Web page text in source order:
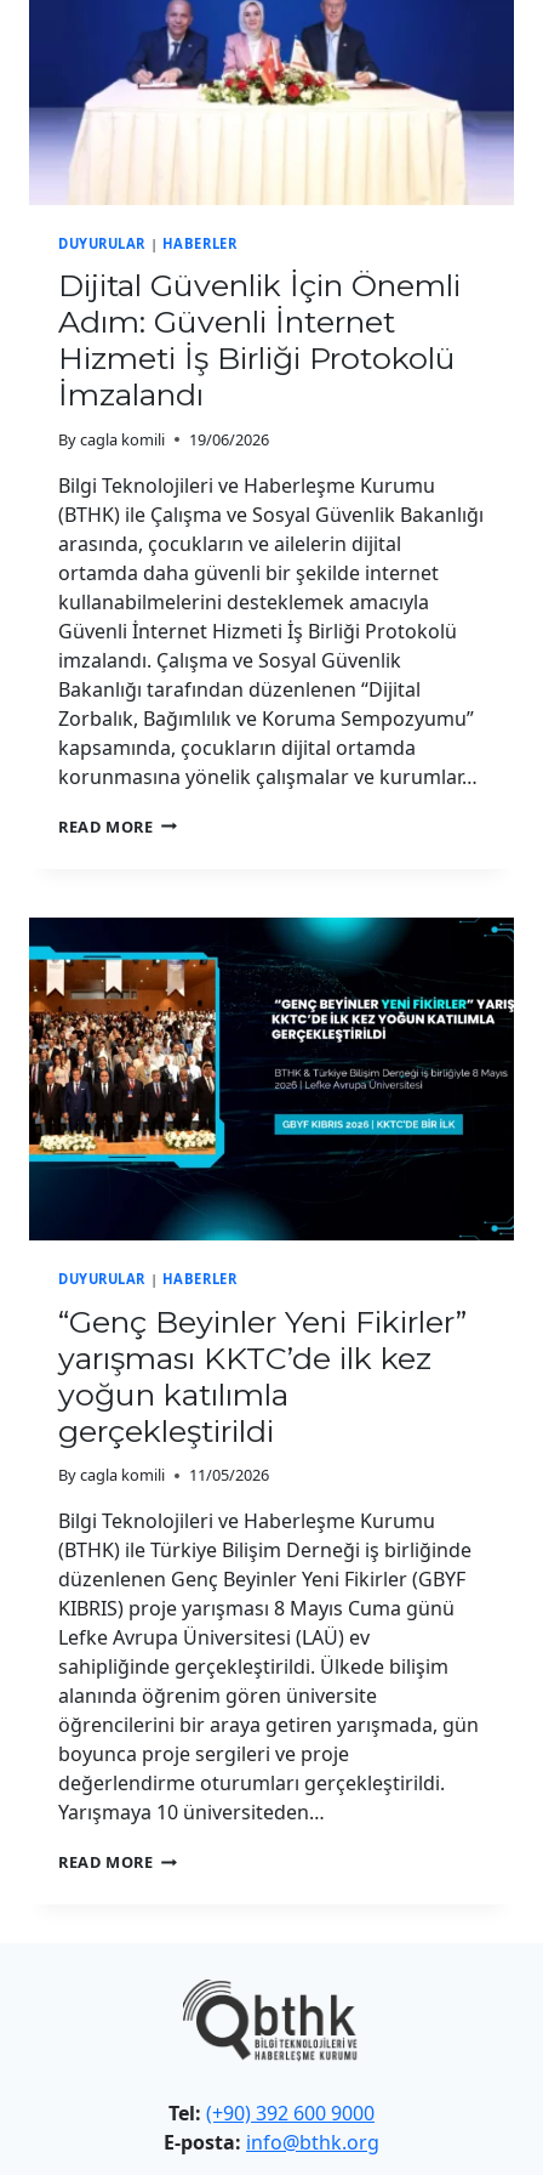
DUYURULAR | HABERLER
Dijital Güvenlik İçin Önemli
Adım: Güvenli İnternet
Hizmeti İş Birliği Protokolü
İmzalandı
Bycagla komili 19/06/2026
Bilgi Teknolojileri ve Haberleşme Kurumu
(BTHK) ile Çalışma ve Sosyal Güvenlik Bakanlığı
arasında, çocukların ve ailelerin dijital
ortamda daha güvenli bir şekilde internet
kullanabilmelerini desteklemek amacıyla
Güvenli İnternet Hizmeti İş Birliği Protokolü
imzalandı. Çalışma ve Sosyal Güvenlik
Bakanlığı tarafından düzenlenen “Dijital
Zorbalık, Bağımlılık ve Koruma Sempozyumu”
kapsamında, çocukların dijital ortamda
korunmasına yönelik çalışmalar ve kurumlar…
READ MOREDIJITAL
ADIM:
İNTERNET
HIZMETI
İŞ
BIRLIĞI
PROTOKOLÜ
İMZALANDI
DUYURULAR | HABERLER
“Genç Beyinler Yeni Fikirler”
yarışması KKTC’de ilk kez
yoğun katılımla
gerçekleştirildi
Bycagla komili 11/05/2026
Bilgi Teknolojileri ve Haberleşme Kurumu
(BTHK) ile Türkiye Bilişim Derneği iş birliğinde
düzenlenen Genç Beyinler Yeni Fikirler (GBYF
KIBRIS) proje yarışması 8 Mayıs Cuma günü
Lefke Avrupa Üniversitesi (LAÜ) ev
sahipliğinde gerçekleştirildi. Ülkede bilişim
alanında öğrenim gören üniversite
öğrencilerini bir araya getiren yarışmada, gün
boyunca proje sergileri ve proje
değerlendirme oturumları gerçekleştirildi.
Yarışmaya 10 üniversiteden…
READ MORE“GENÇ
YOĞUN
KATILIMLA
Tel: (+90) 392 600 9000
E-posta: info@bthk.org